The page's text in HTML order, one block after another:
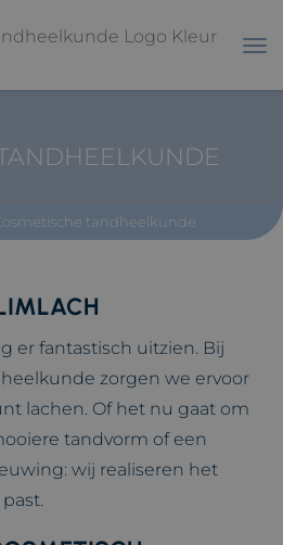
tandheelkunde
er fantastisch uitzien. Bij
zorgen we ervoor
lachen. Of het nu gaat om
tandvorm of een
wij realiseren het